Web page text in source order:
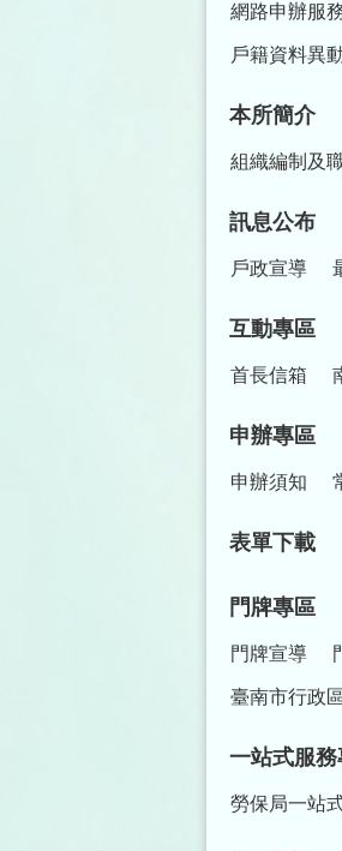
網路申辦服
戶籍資料異
本所簡介
組織編制及
訊息公布
戶政宣導
互動專區
首長信箱
申辦專區
申辦須知
表單下載
門牌專區
門牌宣導
臺南市行政
一站式服務
勞保局一站